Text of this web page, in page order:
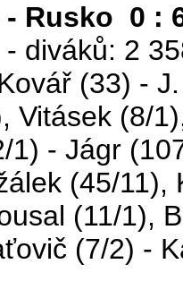
- Rusko 0 :
diváků: 2
(33) -
Vitásek (8/
1) - Jágr
(45/
(11/1),
(7/2) -